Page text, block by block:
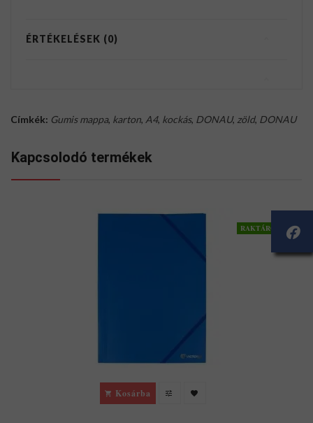
ÉRTÉKELÉSEK (0)
Címkék: Gumis mappa, karton, A4, kockás, DONAU, zöld, DONAU
Kapcsolodó termékek
RAKTÁRON
Kosárba